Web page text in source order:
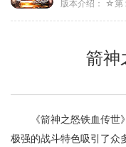
版本介绍： ☆第
箭神
《箭神之怒铁血传
极强的战斗特色吸引了众